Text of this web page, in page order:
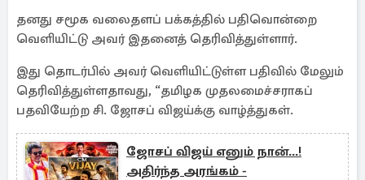
தனது சமூக வலைதளப் பக்கத்தில் பதிவொன்றை
வெளியிட்டு அவர் இதனைத் தெரிவித்துள்ளார்.
இது தொடர்பில் அவர் வெளியிட்டுள்ள பதிவில் மேலும்
தெரிவித்துள்ளதாவது, “தமிழக முதலமைச்சராகப்
பதவியேற்ற சி. ஜோசப் விஜய்க்கு வாழ்த்துகள்.
ஜோசப் விஜய் எனும் நான்...!
அதிர்ந்த அரங்கம் -